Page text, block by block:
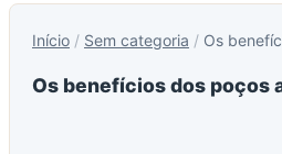
Início / Sem categoria / Os
Os benefícios dos poços